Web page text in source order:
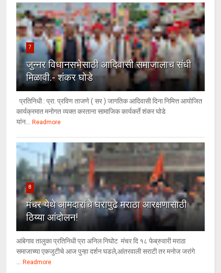
7
जुन्नर विधानसभेसाठी आदिवासी समाजालाच संधी
मिळावी.- शंकर घोडे
प्रतिनिधी : प्रा. प्रविण ताजणे ( सर ) जागतिक आदिवासी दिना निमित्त आयोजित
कार्यक्रमात मनोगत व्यक्त करताना सामाजिक कार्यकर्ते शंकर घोडे
यांन...
Readmore
8
मंचर येथे आमदारांचे घरापुढे मराठा आरक्षणासाठी
ठिय्या आंदोलन!
आंबेगाव तालुका प्रतिनिधी प्रा अनिल निघोट मंचर दि १८ फेब्रुवारी मराठा
समाजाच्या एकजुटीचे आज पुन्हा दर्शन घडले,आंतरवाली सराटी तर मनोज जरांगे
Readmore